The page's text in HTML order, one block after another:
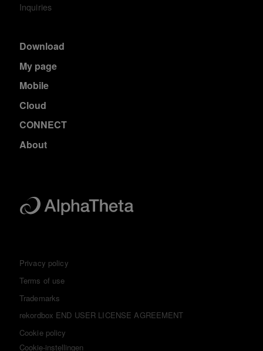
Inquiries
Download
My page
Mobile
Cloud
CONNECT
About
Privacy policy
Terms of use
Trademarks
rekordbox END USER LICENSE AGREEMENT
Cookie policy
Cookie-instellingen